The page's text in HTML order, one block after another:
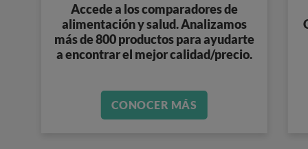
Accede a loscomparadores de
alimentación y salud. Analizamos
más de 800 productospara ayudarte
a encontrar el mejor calidad/precio.
CONOCER MÁS